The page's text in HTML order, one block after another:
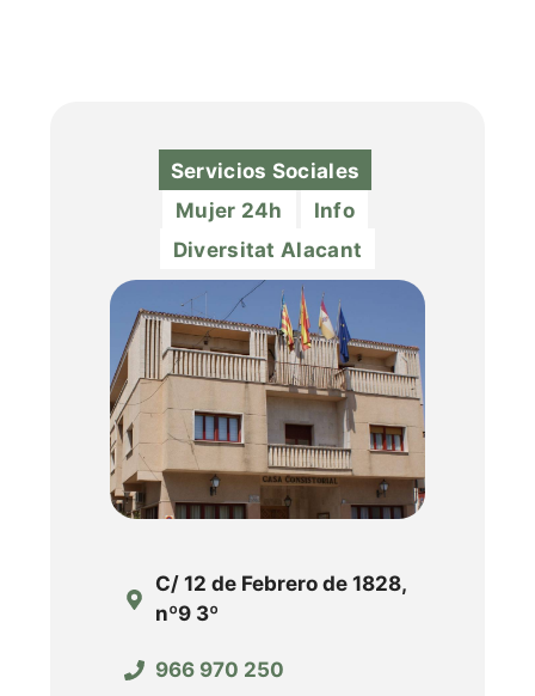
Servicios Sociales
Mujer 24h
Info
Diversitat Alacant
C/ 12 de Febrero de 1828,
nº9 3º
966 970 250